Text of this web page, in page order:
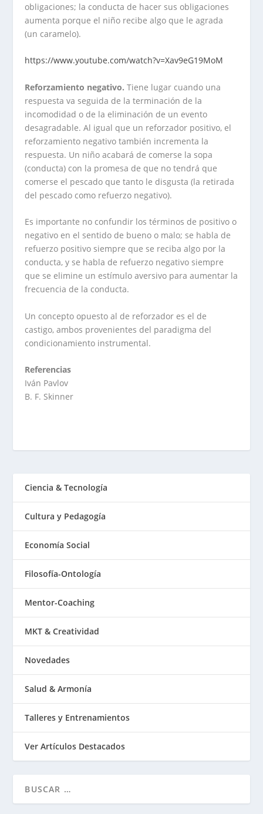
obligaciones; la conducta de hacer sus obligaciones
aumenta porque el niño recibe algo que le agrada
(un caramelo).
https://www.youtube.com/watch?v=Xav9eG19MoM
Reforzamiento negativo. Tiene lugar cuando una
respuesta va seguida de la terminación de la
incomodidad o de la eliminación de un evento
desagradable. Al igual que un reforzador positivo, el
reforzamiento negativo también incrementa la
respuesta. Un niño acabará de comerse la sopa
(conducta) con la promesa de que no tendrá que
comerse el pescado que tanto le disgusta (la retirada
del pescado como refuerzo negativo).
Es importante no confundir los términos de positivo o
negativo en el sentido de bueno o malo; se habla de
refuerzo positivo siempre que se reciba algo por la
conducta, y se habla de refuerzo negativo siempre
que se elimine un estímulo aversivo para aumentar la
frecuencia de la conducta.
Un concepto opuesto al de reforzador es el de
castigo, ambos provenientes del paradigma del
condicionamiento instrumental.
Referencias
Iván Pavlov
B. F. Skinner
Ciencia & Tecnología
Cultura y Pedagogía
Economía Social
Filosofía-Ontología
Mentor-Coaching
MKT & Creatividad
Novedades
Salud & Armonía
Talleres y Entrenamientos
Ver Artículos Destacados